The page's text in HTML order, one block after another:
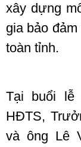
xây dựng
gia bảo
toàn tỉnh.
Tại buổi lễ
HĐTS,
và ông Lê